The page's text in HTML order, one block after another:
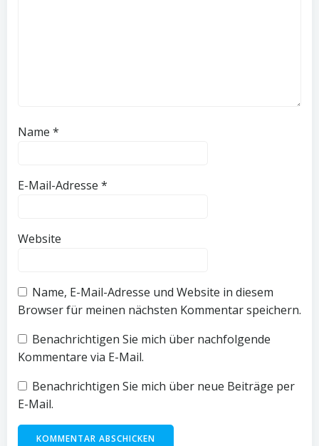
Name *
E-Mail-Adresse *
Website
Name, E-Mail-Adresse und Website in diesem
Browser für meinen nächsten Kommentar speichern.
Benachrichtigen Sie mich über nachfolgende
Kommentare via E-Mail.
Benachrichtigen Sie mich über neue Beiträge per
E-Mail.